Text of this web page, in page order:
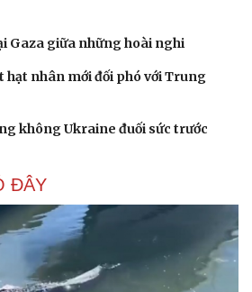
Gaza giữa những hoài nghi
hạt nhân mới đối phó với Trung
không Ukraine đuối sức trước
ĐÂY